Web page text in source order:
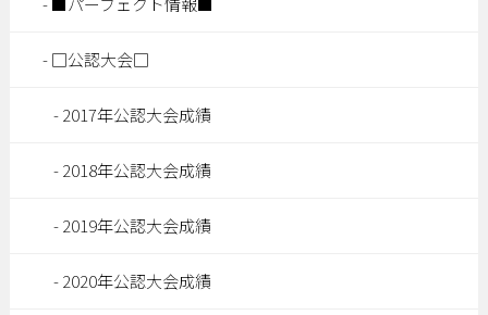
□公認大会□
2017年公認大会成績
2018年公認大会成績
2019年公認大会成績
2020年公認大会成績